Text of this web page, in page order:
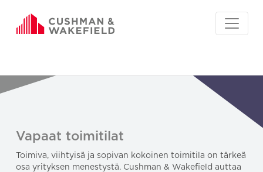
Vapaat toimitilat
Toimiva, viihtyisä ja sopivan kokoinen toimitila on tärkeä
osa yrityksen menestystä. Cushman & Wakefield auttaa